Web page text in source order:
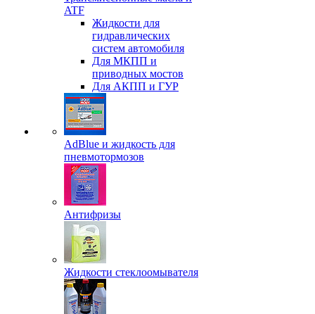
ATF
Жидкости для
гидравлических
систем автомобиля
Для МКПП и
приводных мостов
Для АКПП и ГУР
AdBlue и жидкость для
пневмотормозов
Антифризы
Жидкости стеклоомывателя